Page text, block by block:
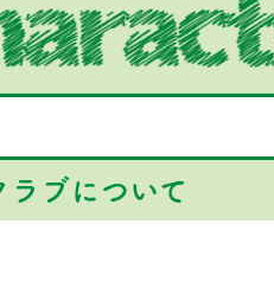
ラブについて